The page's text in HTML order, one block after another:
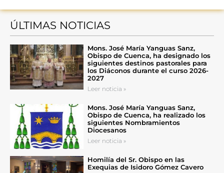
ÚLTIMAS NOTICIAS
Mons. José María Yanguas Sanz,
Obispo de Cuenca, ha designado los
siguientes destinos pastorales para
los Diáconos durante el curso 2026-
2027
Leer noticia »
Mons. José María Yanguas Sanz,
Obispo de Cuenca, ha realizado los
siguientes Nombramientos
Diocesanos
Leer noticia »
Homilía del Sr. Obispo en las
Exequias de Isidoro Gómez Cavero